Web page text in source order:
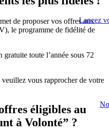
Lancez
de proposer vos offres aux
le programme de fidélité de
toute l’année sous 72
vous rapprocher de votre
éligibles au
à Volonté” ?